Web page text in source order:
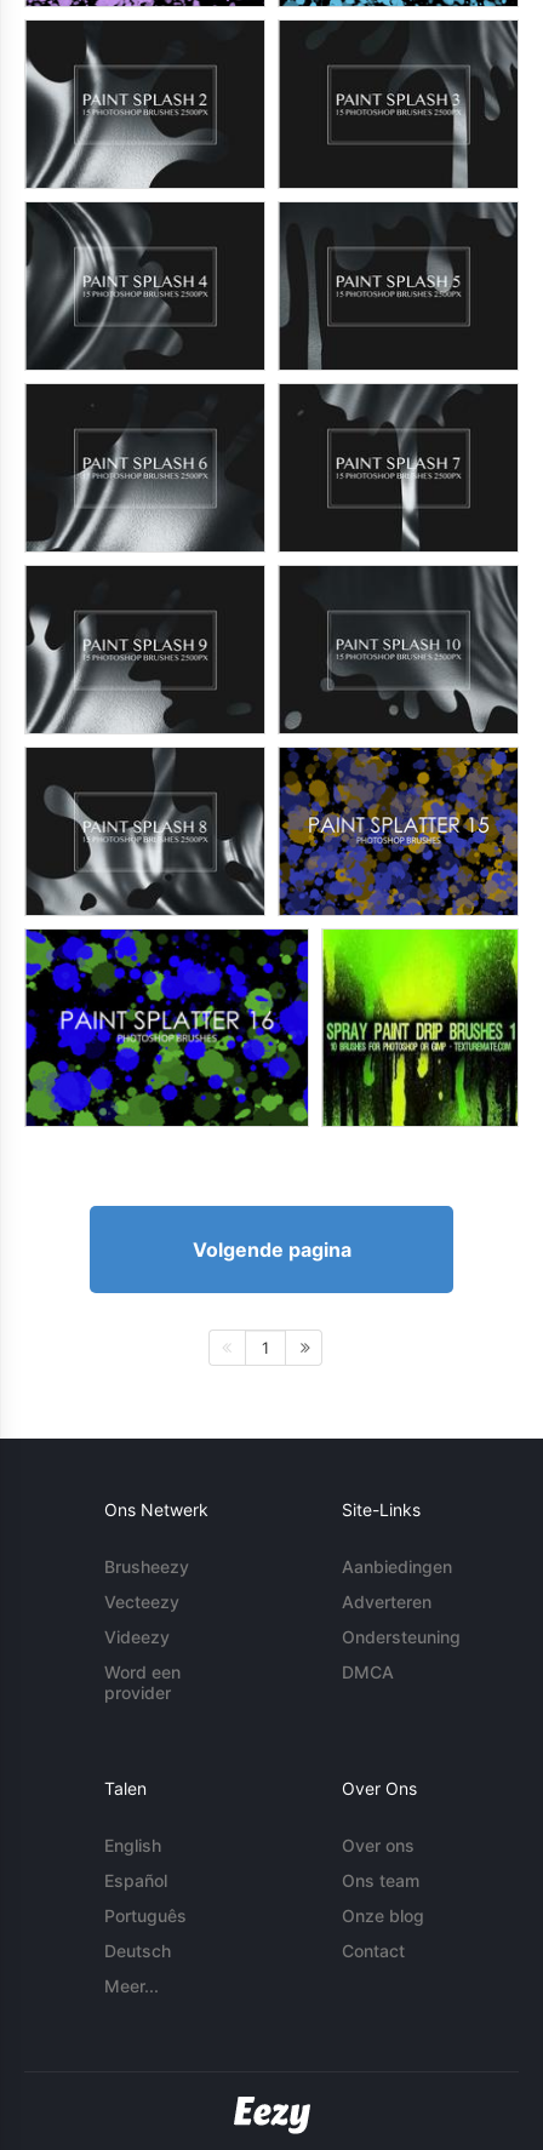
Volgende pagina
1
Ons Netwerk
Brusheezy
Vecteezy
Videezy
Word een
provider
Site-Links
Aanbiedingen
Adverteren
Ondersteuning
DMCA
Talen
English
Español
Português
Deutsch
Meer...
Over Ons
Over ons
Ons team
Onze blog
Contact